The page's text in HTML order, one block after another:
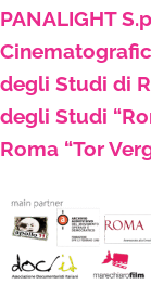
PANALIGHT
degli Studi di
degli Studi
Roma “Tor